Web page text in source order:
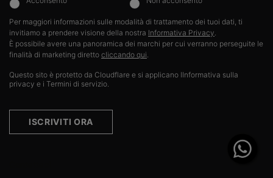
Per maggiori informazioni sulle modalità di trattamento dei tuoi dati, ti
invitiamo a prendere visione della nostra Informativa Privacy.​
È possibile avere una panoramica dei marchi per cui verranno perseguite le
finalità di marketing diretto cliccando qui.
Questo sito è protetto da Cloudflare e si applicano lInformativa sulla
privacy e i Termini di servizio.
ISCRIVITI ORA